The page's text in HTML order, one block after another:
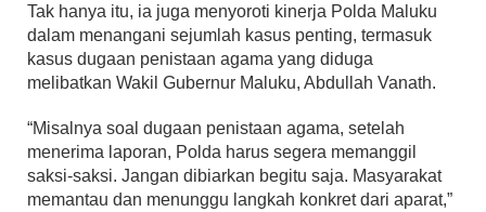
Tak hanya itu, ia juga menyoroti kinerja Polda Maluku
dalam menangani sejumlah kasus penting, termasuk
kasus dugaan penistaan agama yang diduga
melibatkan Wakil Gubernur Maluku, Abdullah Vanath.
“Misalnya soal dugaan penistaan agama, setelah
menerima laporan, Polda harus segera memanggil
saksi-saksi. Jangan dibiarkan begitu saja. Masyarakat
memantau dan menunggu langkah konkret dari aparat,”